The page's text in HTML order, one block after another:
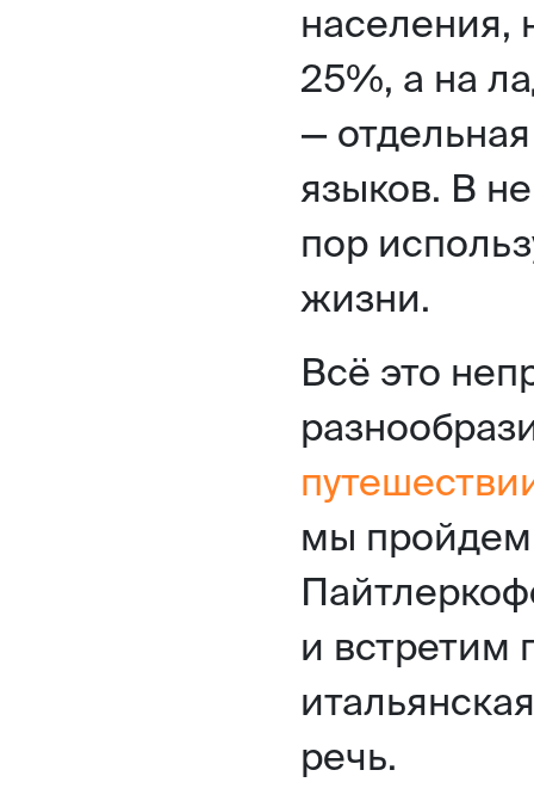
населения,
25%, а на
—
языков. В
пор
жизни.
Всё это
мы пройдем
и встретим
речь.